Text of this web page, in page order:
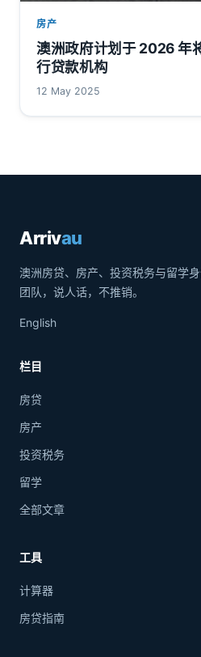
房产
澳洲政府计划于 2026 年
行贷款机构
12 May 2025
Arrivau
澳洲房贷、房产、投资税务与留学
团队，说人话，不推销。
English
栏目
房贷
房产
投资税务
留学
全部文章
工具
计算器
房贷指南